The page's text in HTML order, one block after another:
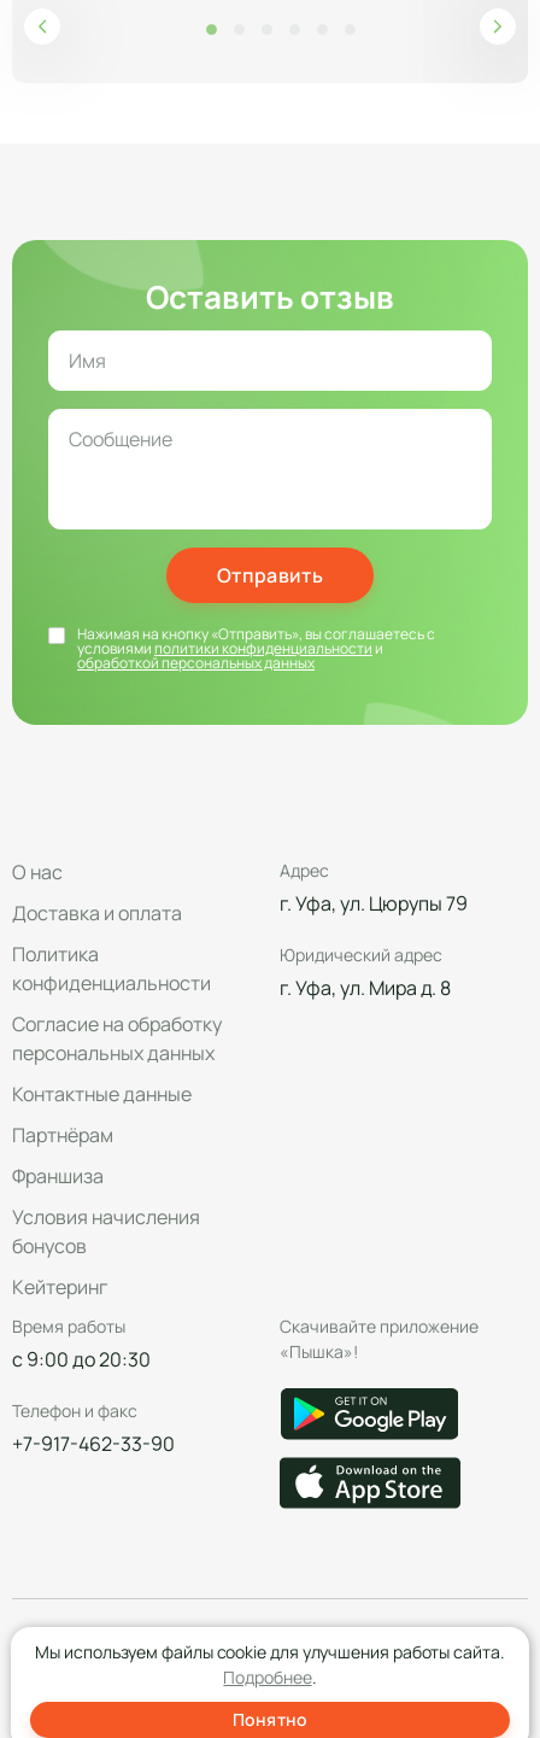
Оставить отзыв
Отправить
Нажимая на кнопку «Отправить», вы соглашаетесь с
условиямиполитики конфиденциальностии
обработкой персональных данных
О нас
Доставка и оплата
Политика
конфиденциальности
Согласие на обработку
персональных данных
Контактные данные
Партнёрам
Франшиза
Условия начисления
бонусов
Кейтеринг
Адрес
г. Уфа, ул. Цюрупы 79
Юридический адрес
г. Уфа, ул. Мира д. 8
Время работы
с 9:00 до 20:30
Телефон и факс
+7-917-462-33-90
Скачивайте приложение
«Пышка»!
Мы используем файлы cookie для улучшения работы сайта.
Подробнее.
Понятно